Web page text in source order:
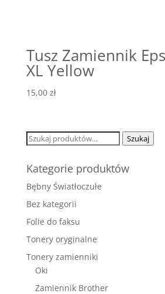
Tusz Zamiennik
XL Yellow
15,00 zł
Szukaj: Szukaj
Kategorie produktów
Bębny Światłoczułe
Bez kategorii
Folie do faksu
Tonery oryginalne
Tonery zamienniki
Oki
Zamiennik Brother